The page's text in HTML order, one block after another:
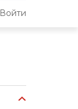
Войти